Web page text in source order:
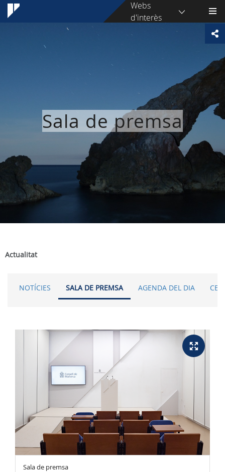
Webs
d'interès
Sala de premsa
Actualitat
NOTÍCIES SALA DE PREMSA AGENDA DEL DIA
Sala de premsa